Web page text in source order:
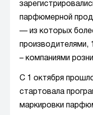
парфюмерной
— из которых
производителями,
– компаниями
С 1 октября
стартовала
маркировки